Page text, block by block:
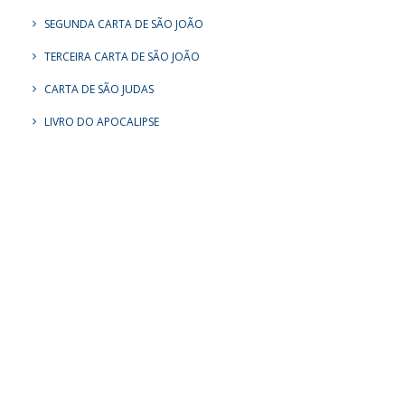
SEGUNDA CARTA DE SÃO JOÃO
TERCEIRA CARTA DE SÃO JOÃO
CARTA DE SÃO JUDAS
LIVRO DO APOCALIPSE